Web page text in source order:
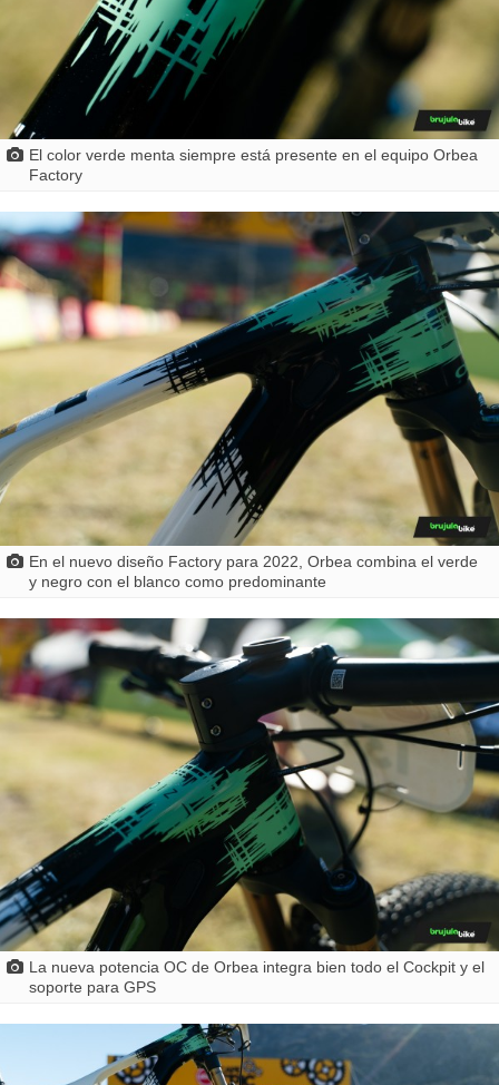
El color verde menta siempre está presente en el equipo Orbea
Factory
En el nuevo diseño Factory para 2022, Orbea combina el verde
y negro con el blanco como predominante
La nueva potencia OC de Orbea integra bien todo el Cockpit y el
soporte para GPS